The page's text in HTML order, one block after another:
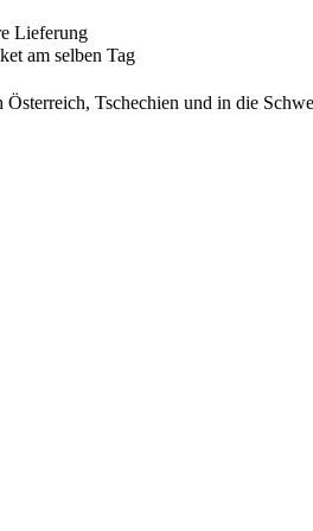
Lieferung
am selben Tag
Österreich, Tschechien und in die